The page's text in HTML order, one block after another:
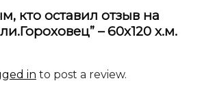
кто оставил отзыв на
– 60х120 х.м.
in to post a review.